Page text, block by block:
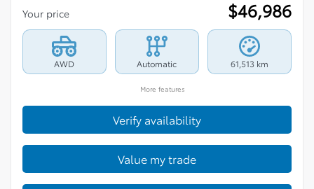
Your price $46,986
AWD Automatic 61,513 km
More features
Verify availability
Value my trade